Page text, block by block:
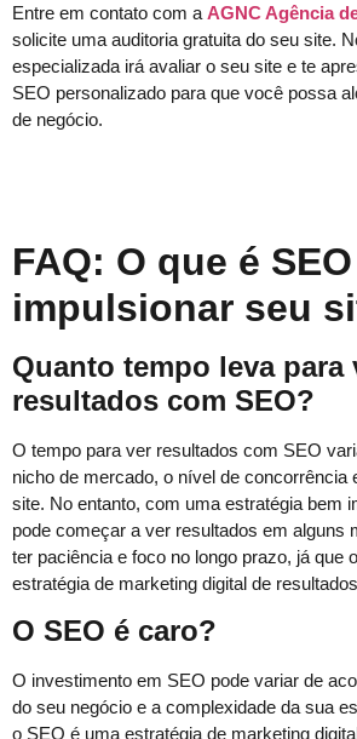
Entre em contato com a AGNC Agência
solicite uma auditoria gratuita do seu site.
especializada irá avaliar o seu site e te
SEO personalizado para que você possa
de negócio.
FAQ: O que é
impulsionar seu
Quanto tempo leva para
resultados com SEO?
O tempo para ver resultados com SEO
nicho de mercado, o nível de concorrência
site. No entanto, com uma estratégia bem
pode começar a ver resultados em alguns
ter paciência e foco no longo prazo, já que
estratégia de marketing digital de
O SEO é caro?
O investimento em SEO pode variar de
do seu negócio e a complexidade da sua
o SEO é uma estratégia de marketing